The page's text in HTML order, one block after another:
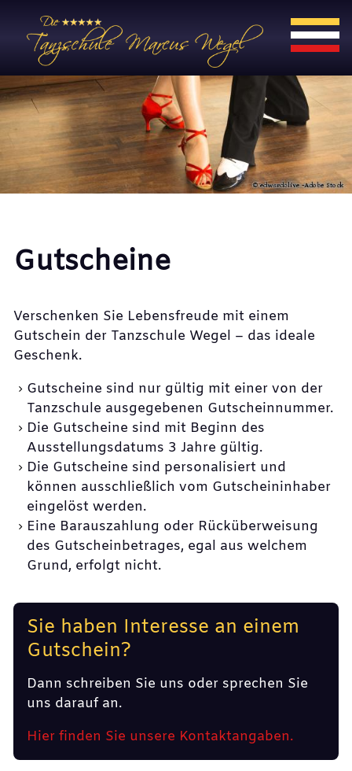
Gutscheine
Verschenken Sie Lebensfreude mit einem
Gutschein der Tanzschule Wegel – das ideale
Geschenk.
Gutscheine sind nur gültig mit einer von der
Tanzschule ausgegebenen Gutscheinnummer.
Die Gutscheine sind mit Beginn des
Ausstellungsdatums 3 Jahre gültig.
Die Gutscheine sind personalisiert und
können ausschließlich vom Gutscheininhaber
eingelöst werden.
Eine Barauszahlung oder Rücküberweisung
des Gutscheinbetrages, egal aus welchem
Grund, erfolgt nicht.
Sie haben Interesse an einem
Gutschein?
Dann schreiben Sie uns oder sprechen Sie
uns darauf an.
Hier finden Sie unsere Kontaktangaben.